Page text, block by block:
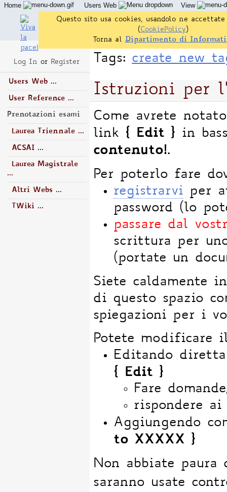
Tags: create new
Istruzioni per
Come avrete
link { Edit } in
contenuto!.
Per poterlo fare
registrarvi per
password (lo
passare dal
scrittura per
(portate un
Siete caldamente
di questo spazio
spiegazioni per i
Potete modificare
Editando
{ Edit }
Fare
rispondere
Aggiungendo
to XXXXX }
Non abbiate
saranno usate
Log In or Register
Users Web ...
User Reference ...
Prenotazioni esami
Laurea Triennale ...
ACSAI ...
Laurea Magistrale
...
Altri Webs ...
TWiki ...
Home Users Web View
Questo sito usa cookies, usandolo ne accettate
(CookiePolicy )
Torna al
Dipartimento di